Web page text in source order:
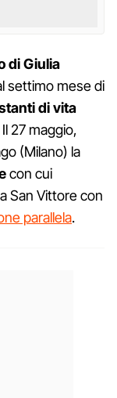
di Giulia
settimo mese di
di vita
Il 27 maggio,
(Milano) la
con cui
San Vittore con
parallela.